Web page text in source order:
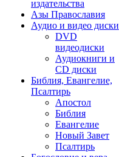
издательства
Азы Православия
Аудио и видео диски
DVD
видеодиски
Аудиокниги и
CD диски
Библия, Евангелие,
Псалтирь
Апостол
Библия
Евангелие
Новый Завет
Псалтирь